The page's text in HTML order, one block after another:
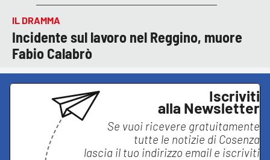
IL DRAMMA
Incidente sul lavoro nel Reggino, muore
Fabio Calabrò
Iscriviti
alla Newsletter
Se vuoi ricevere gratuitamente
tutte le notizie di Cosenza
lascia il tuo indirizzo email e iscriviti